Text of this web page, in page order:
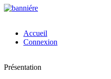
Accueil
Connexion
Présentation